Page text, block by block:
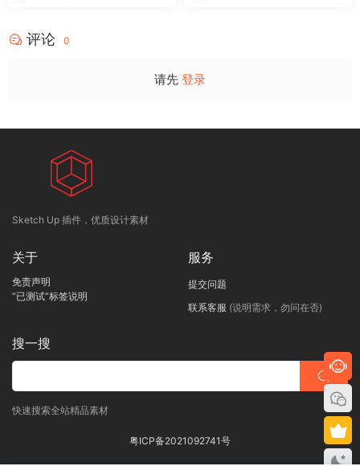
评论 0
请先 登录
Sketch Up 插件，优质设计素材
关于
免责声明
“已测试”标签说明
服务
提交问题
联系客服 (说明需求，勿问在否)
搜一搜
快速搜索全站精品素材
粤ICP备2021092741号